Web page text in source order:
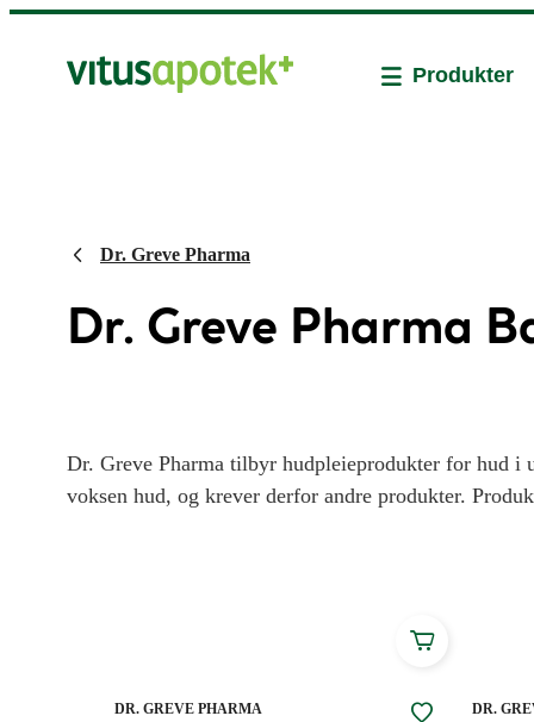
Produkter
Dr. Greve Pharma
Dr. Greve Pharma
Dr. Greve Pharma tilbyr hudpleieprodukter for hud
voksen hud, og krever derfor andre produkter.
MERKE:
DR. GREVE PHARMA MERKE:
DR.